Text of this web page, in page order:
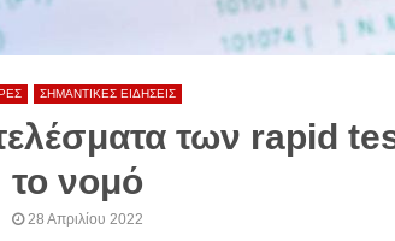
ΣΗΜΑΝΤΙΚΕΣ ΕΙΔΗΣΕΙΣ
των rapid
το νομό
28 Απριλίου 2022